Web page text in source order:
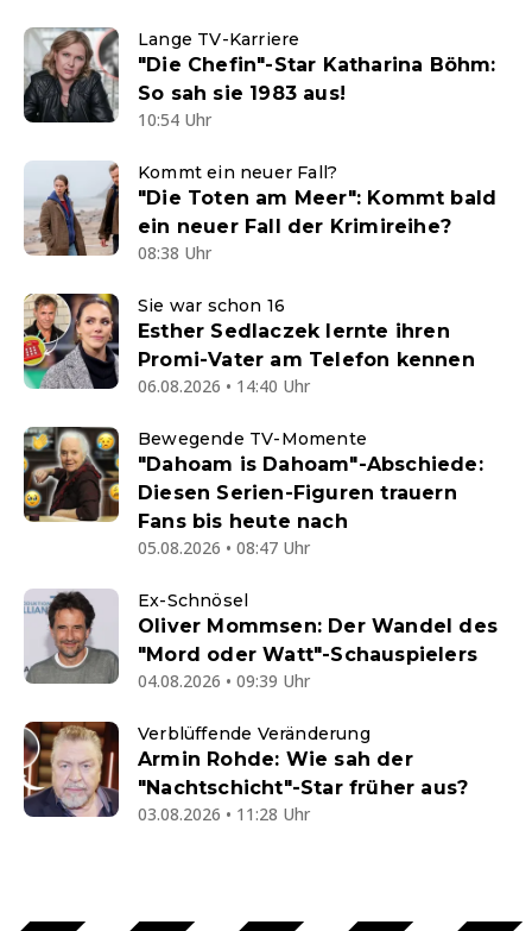
Lange TV-Karriere
"Die Chefin"-Star Katharina Böhm:
So sah sie 1983 aus!
10:54 Uhr
Kommt ein neuer Fall?
"Die Toten am Meer": Kommt bald
ein neuer Fall der Krimireihe?
08:38 Uhr
Sie war schon 16
Esther Sedlaczek lernte ihren
Promi-Vater am Telefon kennen
06.08.2026 • 14:40 Uhr
Bewegende TV-Momente
"Dahoam is Dahoam"-Abschiede:
Diesen Serien-Figuren trauern
Fans bis heute nach
05.08.2026 • 08:47 Uhr
Ex-Schnösel
Oliver Mommsen: Der Wandel des
"Mord oder Watt"-Schauspielers
04.08.2026 • 09:39 Uhr
Verblüffende Veränderung
Armin Rohde: Wie sah der
"Nachtschicht"-Star früher aus?
03.08.2026 • 11:28 Uhr